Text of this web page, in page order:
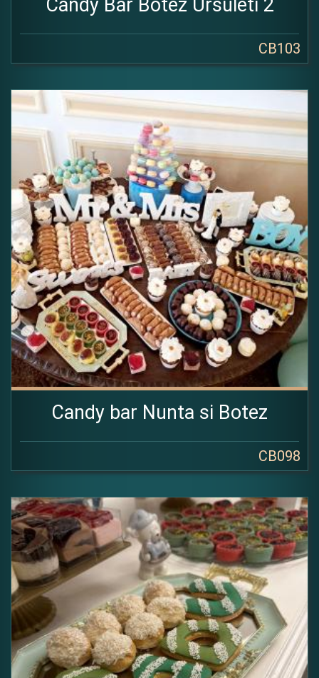
Candy Bar Botez Ursuleti 2
CB103
Candy bar Nunta si Botez
CB098